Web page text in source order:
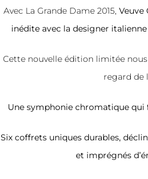
Avec La Grande Dame 2015, Veuve
inédite avec la designer
Cette nouvelle édition limitée
regard de
Une symphonie chromatique qui
Six coffrets uniques durables,
et imprégnés